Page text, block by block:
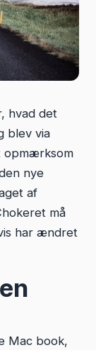
hvad det
blev via
opmærksom
nye
af
må
har ændret
Mac book,